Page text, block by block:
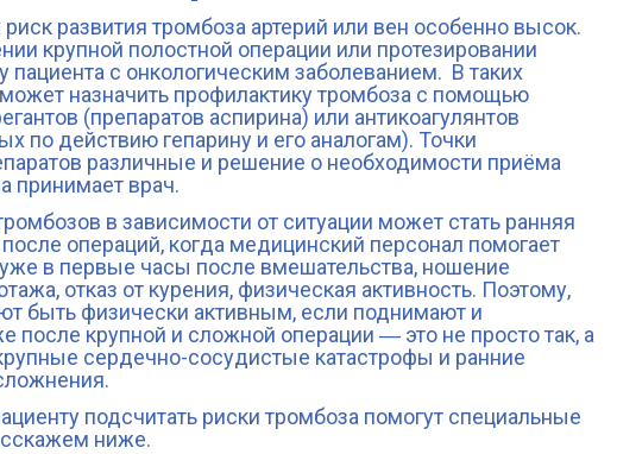
развития тромбоза артерий или вен особенно высок.
крупной полостной операции или протезировании
пациента с онкологическим заболеванием. В таких
назначить профилактику тромбоза с помощью
(препаратов аспирина) или антикоагулянтов
по действию гепарину и его аналогам). Точки
различные и решение о необходимости приёма
принимает врач.
в зависимости от ситуации может стать ранняя
операций, когда медицинский персонал помогает
уже в первые часы после вмешательства, ношение
отказ от курения, физическая активность. Поэтому,
быть физически активным, если поднимают и
после крупной и сложной операции ― это не просто так, а
сердечно-сосудистые катастрофы и ранние
подсчитать риски тромбоза помогут специальные
ниже.